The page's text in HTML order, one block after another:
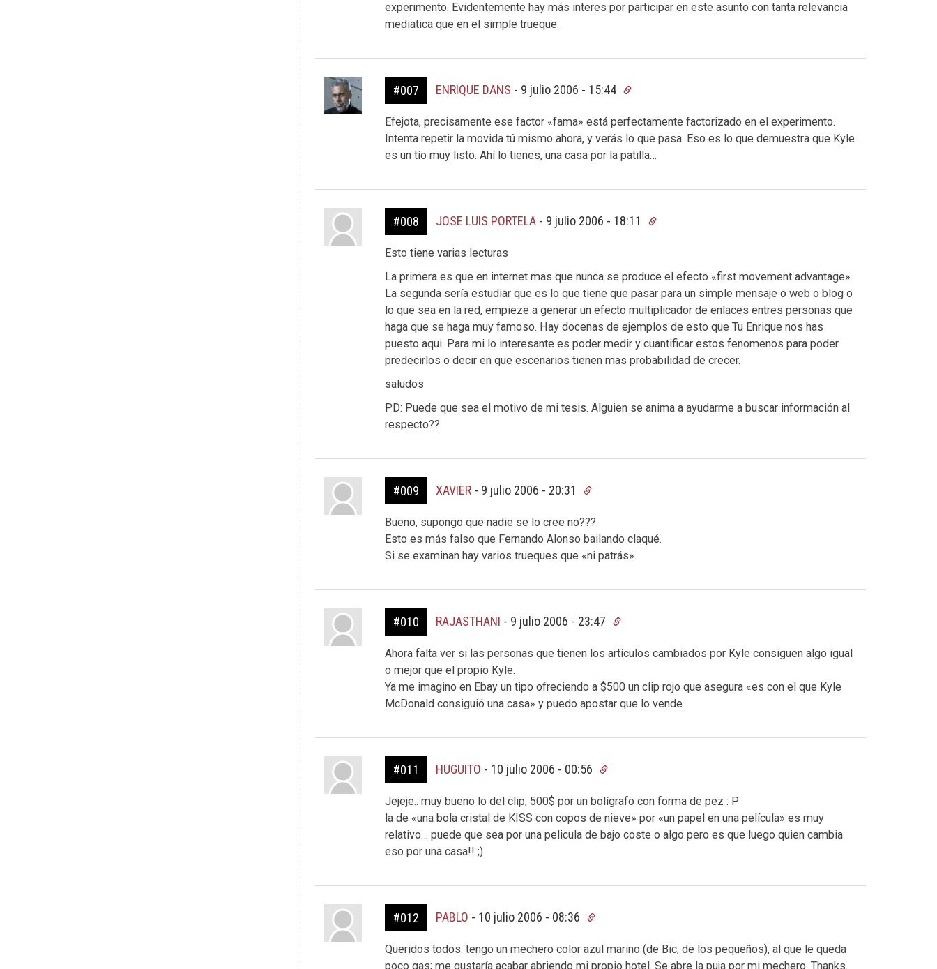
experimento. Evidentemente hay más interes por participar en este asunto con tanta relevancia
mediatica que en el simple trueque.
#007 ENRIQUE DANS - 9 julio 2006 - 15:44
Efejota, precisamente ese factor «fama» está perfectamente factorizado en el experimento.
Intenta repetir la movida tú mismo ahora, y verás lo que pasa. Eso es lo que demuestra que Kyle
es un tío muy listo. Ahí lo tienes, una casa por la patilla…
#008 JOSE LUIS PORTELA- 9 julio 2006 - 18:11
Esto tiene varias lecturas
La primera es que en internet mas que nunca se produce el efecto «first movement advantage».
La segunda sería estudiar que es lo que tiene que pasar para un simple mensaje o web o blog o
lo que sea en la red, empieze a generar un efecto multiplicador de enlaces entres personas que
haga que se haga muy famoso. Hay docenas de ejemplos de esto que Tu Enrique nos has
puesto aqui. Para mi lo interesante es poder medir y cuantificar estos fenomenos para poder
predecirlos o decir en que escenarios tienen mas probabilidad de crecer.
saludos
PD: Puede que sea el motivo de mi tesis. Alguien se anima a ayudarme a buscar información al
respecto??
#009 XAVIER- 9 julio 2006 - 20:31
Bueno, supongo que nadie se lo cree no???
Esto es más falso que Fernando Alonso bailando claqué.
Si se examinan hay varios trueques que «ni patrás».
#010 RAJASTHANI - 9 julio 2006 - 23:47
Ahora falta ver si las personas que tienen los artículos cambiados por Kyle consiguen algo igual
o mejor que el propio Kyle.
Ya me imagino en Ebay un tipo ofreciendo a $500 un clip rojo que asegura «es con el que Kyle
McDonald consiguió una casa» y puedo apostar que lo vende.
#011 HUGUITO - 10 julio 2006 - 00:56
Jejeje.. muy bueno lo del clip, 500$ por un bolígrafo con forma de pez : P
la de «una bola cristal de KISS con copos de nieve» por «un papel en una película» es muy
relativo… puede que sea por una pelicula de bajo coste o algo pero es que luego quien cambia
eso por una casa!! ;)
#012 PABLO - 10 julio 2006 - 08:36
Queridos todos: tengo un mechero color azul marino (de Bic, de los pequeños), al que le queda
poco gas; me gustaría acabar abriendo mi propio hotel. Se abre la puja por mi mechero. Thanks.